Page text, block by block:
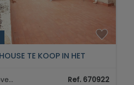
TE KOOP IN HET
Alcoi - Midden-bovengebied Ref. 670922